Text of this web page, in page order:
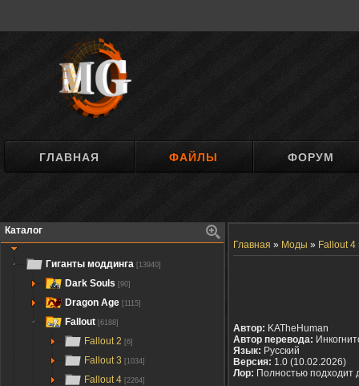
ГЛАВНАЯ ФАЙЛЫ ФОРУМ
Каталог
Гиганты моддинга [13940]
Dark Souls [90]
Dragon Age [1115]
Fallout [6188]
Fallout 2 [6]
Fallout 3 [1034]
Fallout 4 [2264]
Главная » Моды » Fallout 4
Автор: KATheHuman
Автор перевода:
Язык: Русский
Версия: 1.0 (10.02.2026)
Лор: Полностью подходит